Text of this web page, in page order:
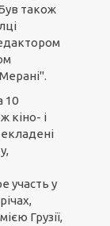
також
10
кіно- і
участь у
Грузії,